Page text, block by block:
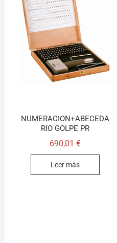
NUMERACION+ABECEDA
RIO GOLPE PR
690,01€
Leer más